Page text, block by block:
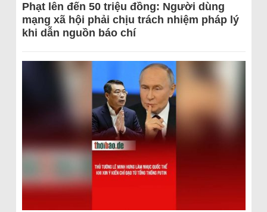
Phạt lên đến 50 triệu đồng: Người dùng
mạng xã hội phải chịu trách nhiệm pháp lý
khi dẫn nguồn báo chí